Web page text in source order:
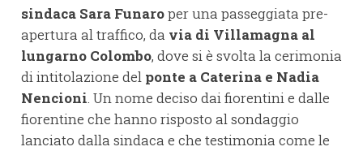
sindaca Sara Funaroper una passeggiata pre-
apertura al traffico, da via di Villamagna al
lungarno Colombo, dove si è svolta la cerimonia
di intitolazione del ponte a Caterina e Nadia
Nencioni. Un nome deciso dai fiorentini e dalle
fiorentine che hanno risposto al sondaggio
lanciato dalla sindaca e che testimonia come le